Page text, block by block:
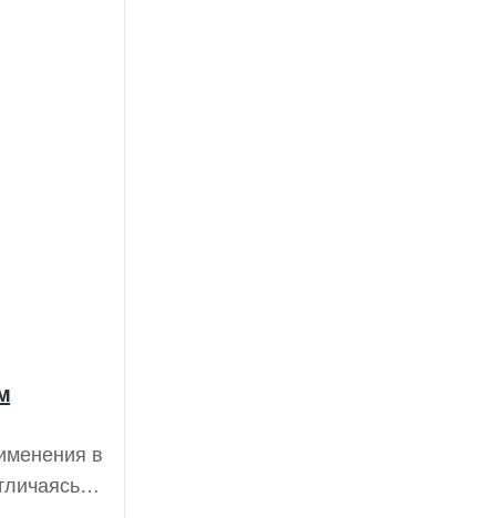
в